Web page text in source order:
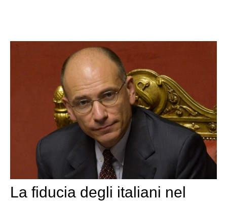
La fiducia degli italiani nel